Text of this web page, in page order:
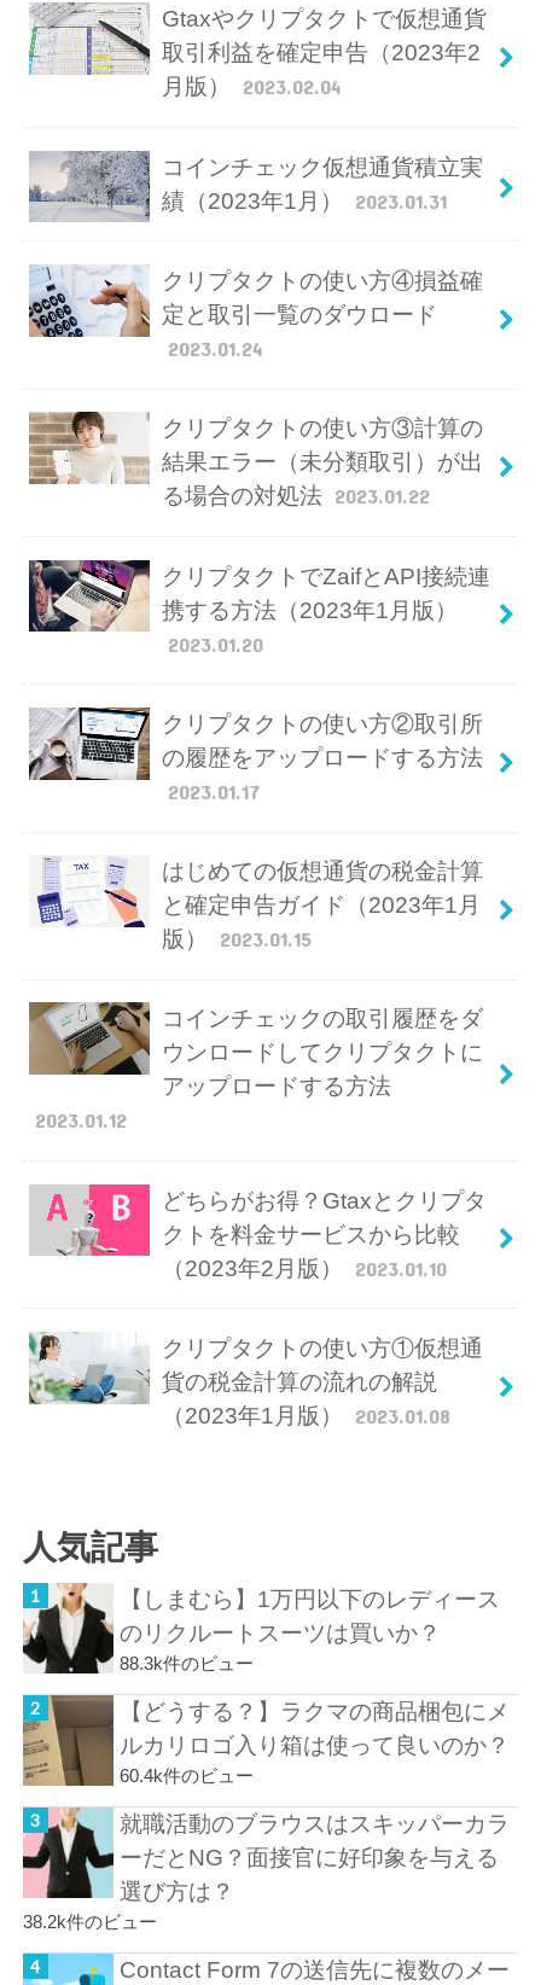
Gtaxやクリプタクトで仮想通貨
取引利益を確定申告（2023年2
月版）
2023.02.04
コインチェック仮想通貨積立実
績（2023年1月）
2023.01.31
クリプタクトの使い方④損益確
定と取引一覧のダウロード
2023.01.24
クリプタクトの使い方③計算の
結果エラー（未分類取引）が出
る場合の対処法 2023.01.22
クリプタクトでZaifとAPI接続連
携する方法（2023年1月版）
2023.01.20
クリプタクトの使い方②取引所
の履歴をアップロードする方法
2023.01.17
はじめての仮想通貨の税金計算
と確定申告ガイド（2023年1月
版）
2023.01.15
コインチェックの取引履歴をダ
ウンロードしてクリプタクトに
アップロードする方法
2023.01.12
どちらがお得？Gtaxとクリプタ
クトを料金サービスから比較
（2023年2月版）
2023.01.10
クリプタクトの使い方①仮想通
貨の税金計算の流れの解説
（2023年1月版）
2023.01.08
人気記事
【しまむら】1万円以下のレディース
のリクルートスーツは買いか？
88.3k件のビュー
【どうする？】ラクマの商品梱包にメ
ルカリロゴ入り箱は使って良いのか？
60.4k件のビュー
就職活動のブラウスはスキッパーカラ
ーだとNG？面接官に好印象を与える
選び方は？
38.2k件のビュー
Contact Form 7の送信先に複数のメー